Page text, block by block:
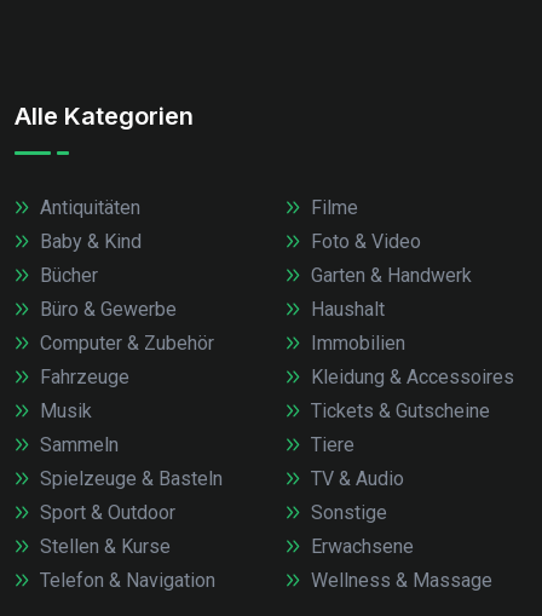
Alle Kategorien
Antiquitäten
Baby & Kind
Bücher
Büro & Gewerbe
Computer & Zubehör
Fahrzeuge
Filme
Foto & Video
Garten & Handwerk
Haushalt
Immobilien
Kleidung & Accessoires
Musik
Sammeln
Spielzeuge & Basteln
Sport & Outdoor
Stellen & Kurse
Telefon & Navigation
Tickets & Gutscheine
Tiere
TV & Audio
Sonstige
Erwachsene
Wellness & Massage